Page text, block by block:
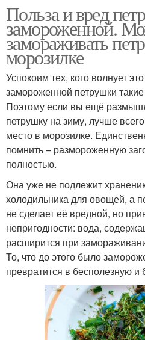
Польза и вред
замороженной.
замораживать
морозилке
Успокоим тех, кого волнует
замороженной петрушки
Поэтому если вы ещё
петрушку на зиму, лучше
место в морозилке.
помнить – размороженную
полностью.
Она уже не подлежит
холодильника для овощей, а
не сделает её вредной, но
непригодности: вода,
расширится при
То, что до этого было
превратится в бесполезную и